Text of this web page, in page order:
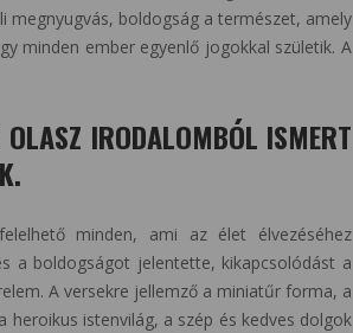
megnyugvás, boldogság a természet, amely
minden ember egyenlő jogokkal születik. A
OLASZ IRODALOMBÓL ISMERT
minden, ami az élet élvezéséhez
a boldogságot jelentette, kikapcsolódást a
A versekre jellemző a miniatűr forma, a
heroikus istenvilág, a szép és kedves dolgok